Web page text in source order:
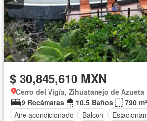
$ 30,845,610 MXN
Cerro del Vigía, Zihuatanejo de Azueta
9 Recámaras
10.5 Baños
790 m²
Aire acondicionado
Balcón